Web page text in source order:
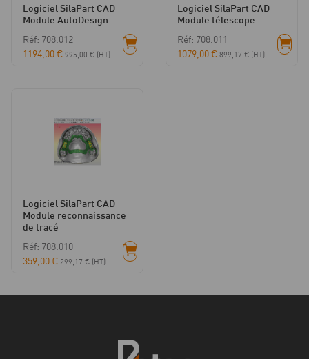
Logiciel SilaPart CAD
Module AutoDesign
Réf: 708.012
1194,00€ 995,00 € (HT)
Logiciel SilaPart CAD
Module télescope
Réf: 708.011
1079,00€ 899,17 € (HT)
Logiciel SilaPart CAD
Module reconnaissance
de tracé
Réf: 708.010
359,00€ 299,17 € (HT)